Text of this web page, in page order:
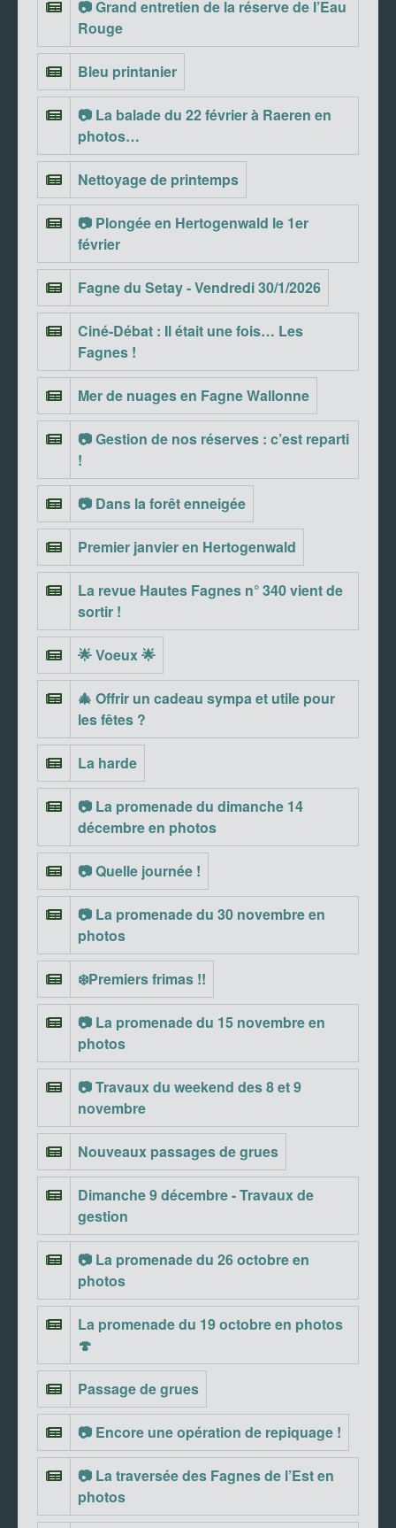
📷 Grand entretien de la réserve de l’Eau
Rouge
Bleu printanier
📷 La balade du 22 février à Raeren en
photos…
Nettoyage de printemps
📷 Plongée en Hertogenwald le 1er
février
Fagne du Setay - Vendredi 30/1/2026
Ciné-Débat : Il était une fois… Les
Fagnes !
Mer de nuages en Fagne Wallonne
📷 Gestion de nos réserves : c’est reparti
!
📷 Dans la forêt enneigée
Premier janvier en Hertogenwald
La revue Hautes Fagnes n° 340 vient de
sortir !
🌟 Voeux 🌟
🎄 Offrir un cadeau sympa et utile pour
les fêtes ?
La harde
📷 La promenade du dimanche 14
décembre en photos
📷 Quelle journée !
📷 La promenade du 30 novembre en
photos
❄️Premiers frimas !!
📷 La promenade du 15 novembre en
photos
📷 Travaux du weekend des 8 et 9
novembre
Nouveaux passages de grues
Dimanche 9 décembre - Travaux de
gestion
📷 La promenade du 26 octobre en
photos
La promenade du 19 octobre en photos
🍄
Passage de grues
📷 Encore une opération de repiquage !
📷 La traversée des Fagnes de l’Est en
photos